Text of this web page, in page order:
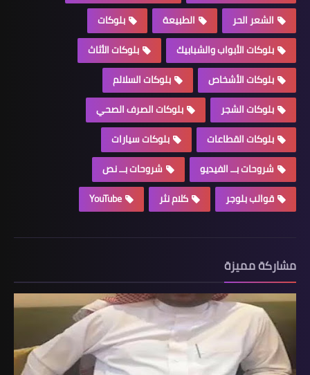
الشعر الحر
الطبيعة
بلوكات
بلوكات الأبواب والشبابيك
بلوكات الأثاث
بلوكات الأشخاص
بلوكات السلالم
بلوكات الشجر
بلوكات الصرف الصحي
بلوكات القطاعات
بلوكات سيارات
شروحات بــ الفيديو
شروحات بــ نص
قوالب بلوجر
كلام نثر YouTube
مشاركة مميزة